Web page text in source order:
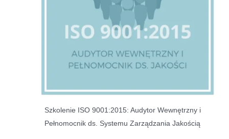
Szkolenie ISO 9001:2015: Audytor Wewnętrzny i
Pełnomocnik ds. Systemu Zarządzania Jakością